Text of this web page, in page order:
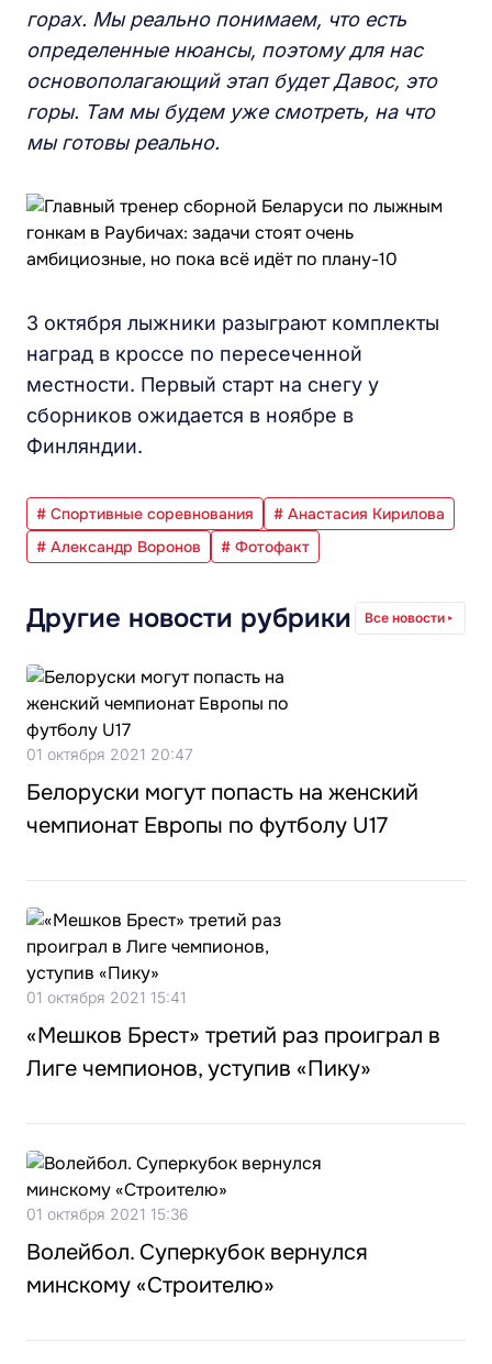
горах. Мы реально понимаем, что есть
определенные нюансы, поэтому для нас
основополагающий этапбудет Давос, это
горы. Там мы будем уже смотреть, на что
мы готовы реально.
3 октября лыжники разыграют комплекты
наград в кроссе по пересеченной
местности. Первый старт на снегу у
сборников ожидается в ноябре в
Финляндии.
# Спортивные соревнования
# Анастасия Кирилова
# Александр Воронов
# Фотофакт
Другие новости рубрики Все новости
01 октября 2021 20:47
Белоруски могут попасть на женский
чемпионат Европы по футболу U17
01 октября 2021 15:41
«Мешков Брест» третий раз проиграл в
Лиге чемпионов, уступив «Пику»
01 октября 2021 15:36
Волейбол. Суперкубок вернулся
минскому «Строителю»